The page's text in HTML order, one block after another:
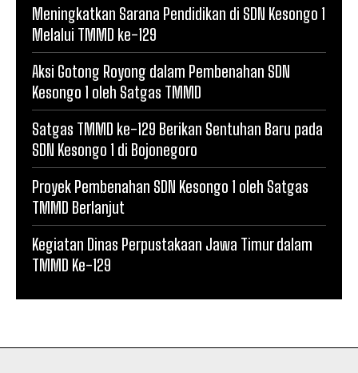
Meningkatkan Sarana Pendidikan di SDN Kesongo 1
Melalui TMMD ke-129
Aksi Gotong Royong dalam Pembenahan SDN
Kesongo 1 oleh Satgas TMMD
Satgas TMMD ke-129 Berikan Sentuhan Baru pada
SDN Kesongo 1 di Bojonegoro
Proyek Pembenahan SDN Kesongo 1 oleh Satgas
TMMD Berlanjut
Kegiatan Dinas Perpustakaan Jawa Timur dalam
TMMD Ke-129